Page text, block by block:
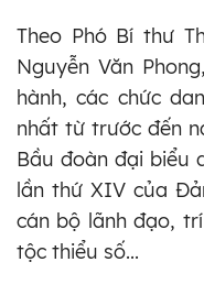
Theo Phó Bí thư
Nguyễn Văn
hành, các chức
nhất từ trước đến
Bầu đoàn đại biểu
lần thứ XIV của
cán bộ lãnh đạo,
tộc thiểu số...